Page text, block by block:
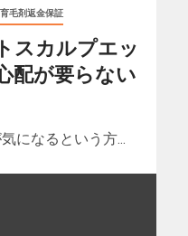
育毛剤返金保証
スカルプエッ
配が要らない
になるという方...